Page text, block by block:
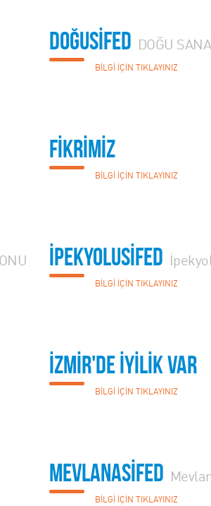
DOĞUSİFED DOĞU
BİLGİ İÇİN TIKLAYINIZ
FİKRİMİZ
BİLGİ İÇİN TIKLAYINIZ
İPEKYOLUSİFED
BİLGİ İÇİN TIKLAYINIZ
İZMİR'DE İYİLİK VAR
BİLGİ İÇİN TIKLAYINIZ
MEVLANASİFED
BİLGİ İÇİN TIKLAYINIZ